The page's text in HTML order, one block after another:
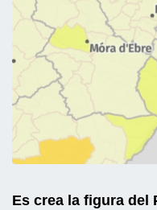
Es crea la figura del